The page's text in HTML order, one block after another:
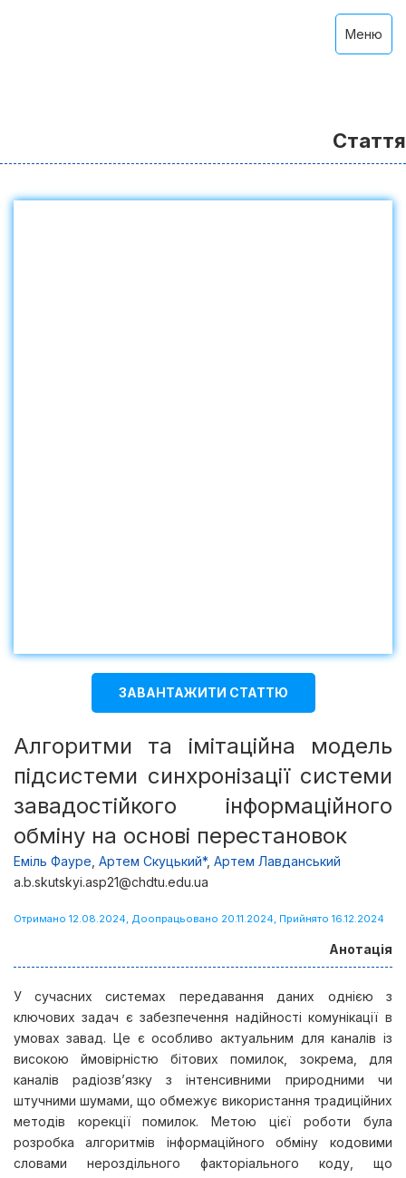
Меню
Стаття
ЗАВАНТАЖИТИ СТАТТЮ
Алгоритми та імітаційна модель
підсистеми синхронізації системи
завадостійкого інформаційного
обміну на основі перестановок
Еміль Фауре Артем Скуцький*, Артем Лавданський
a.b.skutskyi.asp21@chdtu.edu.ua
Отримано 12.08.2024, Доопрацьовано 20.11.2024, Прийнято 16.12.2024
Анотація
У сучасних системах передавання даних однією з
ключових задач є забезпечення надійності комунікації в
умовах завад. Це є особливо актуальним для каналів із
високою ймовірністю бітових помилок, зокрема, для
каналів радіозв’язку з інтенсивними природними чи
штучними шумами, що обмежує використання традиційних
методів корекції помилок. Метою цієї роботи була
розробка алгоритмів інформаційного обміну кодовими
словами нероздільного факторіального коду, що